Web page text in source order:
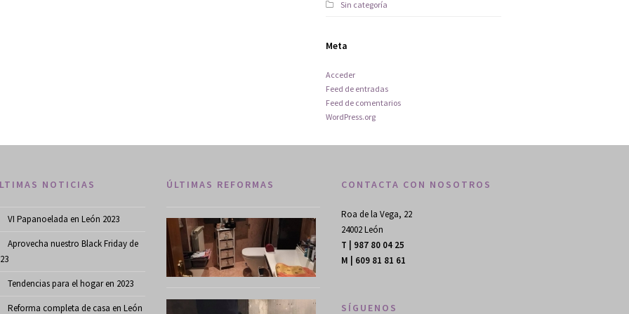
Sin categoría
Meta
Acceder
Feed de entradas
Feed de comentarios
WordPress.org
NOTICIAS
VI Papanoelada en León 2023
Aprovecha nuestro Black Friday de
Tendencias para el hogar en 2023
Reforma completa de casa en León
ÚLTIMAS REFORMAS CONTACTA CON NOSOTROS
Roa de la Vega, 22
24002 León
T | 987 80 04 25
M | 609 81 81 61
SÍGUENOS